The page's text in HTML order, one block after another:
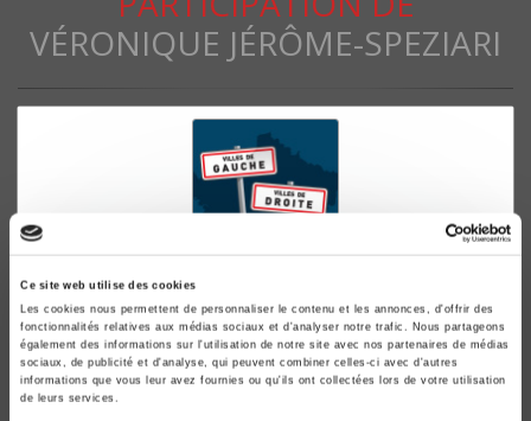
Ce site web utilise des cookies
Les cookies nous permettent de personnaliser le contenu et les annonces, d'offrir des
fonctionnalités relatives aux médias sociaux et d'analyser notre trafic. Nous partageons
également des informations sur l'utilisation de notre site avec nos partenaires de médias
sociaux, de publicité et d'analyse, qui peuvent combiner celles-ci avec d'autres
informations que vous leur avez fournies ou qu'ils ont collectées lors de votre utilisation
de leurs services.
VÉRONIQUE JÉRÔME-SPEZIARI
Villes de gauche, villes de droite
Trajectoires politiques des municipalités françaises de